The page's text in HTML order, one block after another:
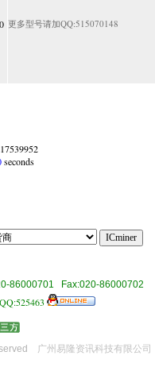
更多型号请加QQ:515070148
seconds
86000701 Fax:020-86000702
QQ:525463
广州易隆资讯科技有限公司